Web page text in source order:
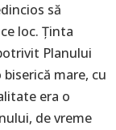
să
loc. Ținta
Planului
mare, cu
era o
de vreme